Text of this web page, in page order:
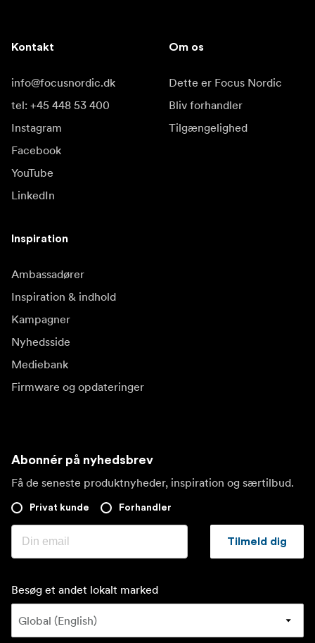
Kontakt
info@focusnordic.dk
tel: +45 448 53 400
Instagram
Facebook
YouTube
LinkedIn
Om os
Dette er Focus Nordic
Bliv forhandler
Tilgængelighed
Inspiration
Ambassadører
Inspiration & indhold
Kampagner
Nyhedsside
Mediebank
Firmware og opdateringer
Abonnér på nyhedsbrev
Få de seneste produktnyheder, inspiration og særtilbud.
Privat kunde Forhandler
Tilmeld dig
Besøg et andet lokalt marked